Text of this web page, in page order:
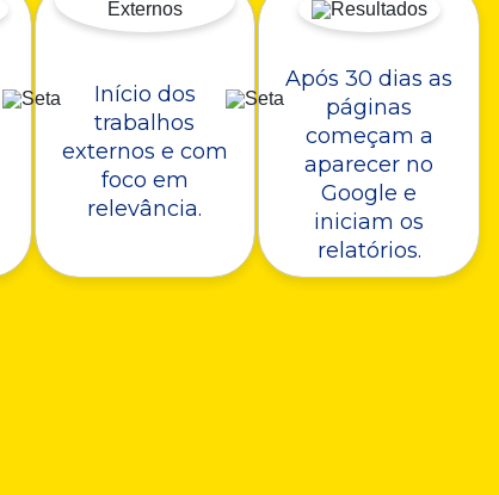
Início dos
trabalhos
externos e com
foco em
relevância.
Após 30 dias as
páginas
começam a
aparecer no
Google e
iniciam os
relatórios.